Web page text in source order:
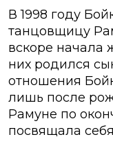
В 1998 году
танцовщицу
вскоре начала
них родился
отношения
лишь после
Рамуне по
посвящала